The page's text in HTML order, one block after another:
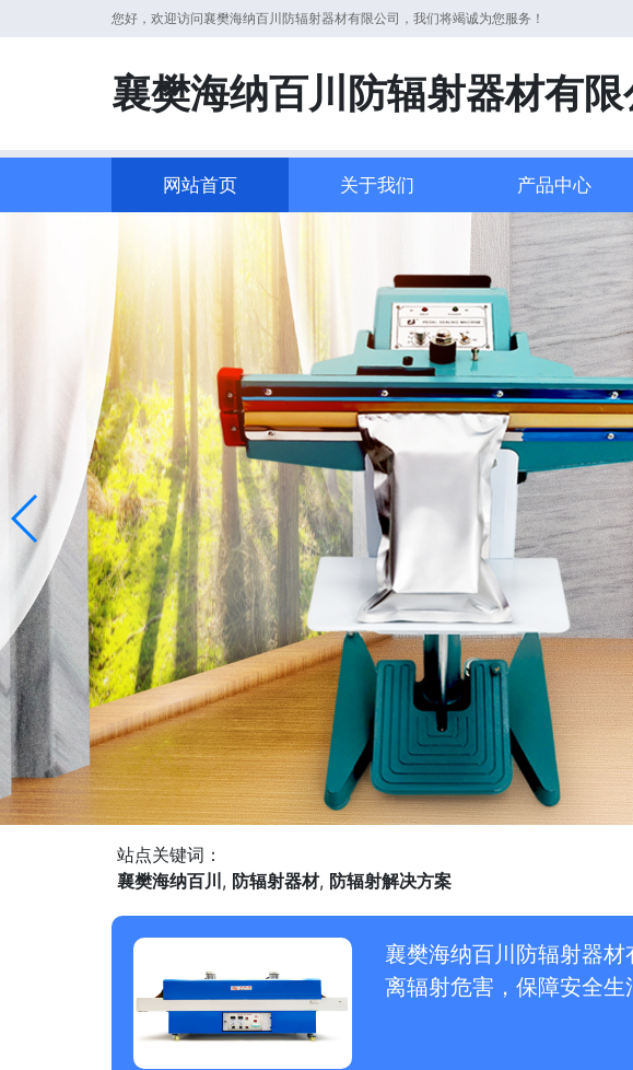
您好，欢迎访问襄樊海纳百川防辐射器材有限公司，我们将竭诚为您服务！
襄樊海纳百川防辐射器材有限
网站首页 关于我们 产品中心
站点关键词：
襄樊海纳百川 , 防辐射器材, 防辐射解决方案
襄樊海纳百川防辐射器
离辐射危害，保障安全生